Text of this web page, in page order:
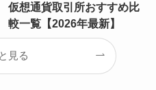
仮想通貨取引所おすすめ比
較一覧【2026年最新】
見る